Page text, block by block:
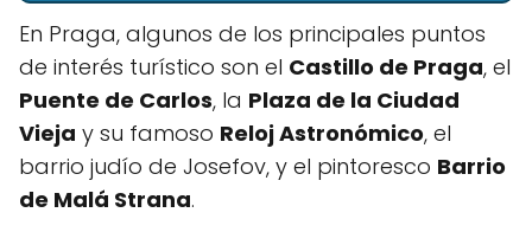
En Praga, algunos de los principales puntos
de interés turístico son el Castillo de Praga, el
Puente de Carlos, la Plaza de la Ciudad
Vieja y su famoso Reloj Astronómico, el
barrio judío de Josefov, y el pintoresco Barrio
de Malá Strana.